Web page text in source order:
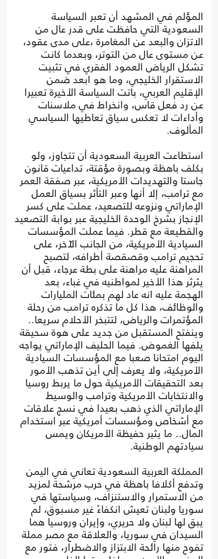
المؤلم في المشهد أن تعبر السياسة
السعودية التي حافظت على قدر عال من
الاتزان والبعد عن المغامرة ،على مدى عقود،
عن مستوى عال من التوتر، وبعدما كانت
تشكل الرياض العمود الفقري في تثبيت
الاستقرار الخليجي، وما هو ابعد ضمن
الإقليم العربي، باتت السياسة الأخيرة تعبيرا
عن رد فعل قاس، وانخراط في ملاسنات
وأداءات لا تعكس سياق تعاطيها السياسي
المألوف.
استطاعت العربية السعودية أن تتجاوز، ولو
بكلف باهظة وبصورة مؤقتة، تداعيات قانون
جاستا والتهديدات الأمريكية، عبر صفقة العمر
مع ترامب، إلا أنها وعبر التأثر بسياق العمل
الإماراتي ونزوعه للتصعيد، عملت على كسر
الإنجاز بشرخ الوحدة الخليجية عبر بوابة التصعيد
والقطيعة مع قطر. فيما عملت المؤسسات
السيادية الأمريكية، من الجانب الآخر، على
تحجيم ترامب وقصقصة أطرافه، لتصبح
المراهنة عليه مراهنة على بطة عرجاء، قبل أن
يثرثر هذا الأخير لمواطنيه في غباء، بعد
الهجمة عليه انه عاد لهم بمئات المليارات
والوظائف، هذا كل ما تذكره ترامب من رحلة
المؤتمرات والرياض، لتتبخر الأحلام سريعا..
وينفتح المستقبل من جديد على هوة سحيقة
يلفها الغموض. فيما الحليف الإماراتي يواجه
اليوم امتحانا صعبا مع المؤسسات السيادية
الأمريكية، ولا يعرف إلى أين تذهب الأمور
بعد التحقيقات الأمريكية حول ما يربط روسيا
والانتخابات الأمريكية وترامب والوسيط
الإماراتي الذي ذهب بعيدا في نسج علاقات
مع أشخاص ومؤسسات أمريكية عبر استخدام
المال.. ما يثير حفيظة الأمريكان ويمس
سيادتهم الوطنية.
المملكة العربية السعودية تعاني في اليمن
وتدفع أكلافا باهظة في حرب مرشحة لمزيد
من الاستمرار والاستنزاف، وسياستها في
سوريا ولبنان تعيش انكفاءً غير مسبوق، لم
يبق لها لبنان ولا حريري، وإيران وروسيا هما
السيدان في سوريا، والعلاقة مع مصر مملة
تفوح منها رائحة الابتزاز والاضطرار، فتور مع